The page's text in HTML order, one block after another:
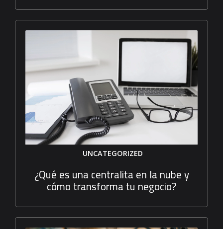
UNCATEGORIZED
¿Qué es una centralita en la nube y
cómo transforma tu negocio?